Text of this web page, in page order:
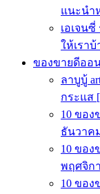
แนะนำ
เอเจน
ให้เราบ้
ของขายดีออ
ลาบูบู้
กระแส
10 ของ
ธันวาค
10 ของ
พฤศจิก
10 ของ